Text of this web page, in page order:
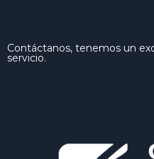
Contáctanos, tenemos un
servicio.